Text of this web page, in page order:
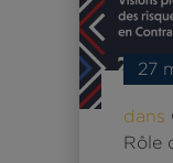
27
dans
Rôle